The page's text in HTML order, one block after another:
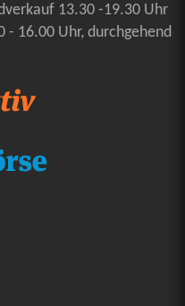
13.30 -19.30 Uhr
- 16.00 Uhr, durchgehend